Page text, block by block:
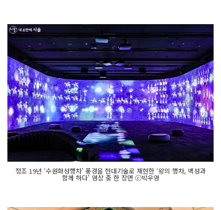
정조 19년 ‘수원화성행차’ 풍경을 현대기술로 재현한 ‘왕의 행차, 백성과
함께 하다' 영상 중 한 장면 ⓒ박우영